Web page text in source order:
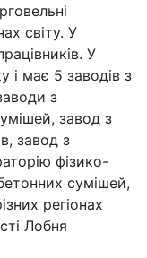
світу. У
У
і має 5 заводів з
з
завод з
завод з
фізико-
сумішей,
регіонах
Лобня